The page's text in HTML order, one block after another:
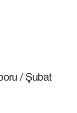
/ Şubat